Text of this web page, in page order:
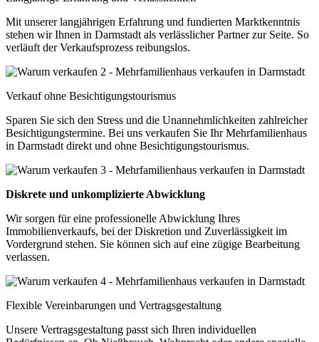
Mit unserer langjährigen Erfahrung und fundierten Marktkenntnis
stehen wir Ihnen in Darmstadt als verlässlicher Partner zur Seite. So
verläuft der Verkaufsprozess reibungslos.
Verkauf ohne Besichtigungstourismus
Sparen Sie sich den Stress und die Unannehmlichkeiten zahlreicher
Besichtigungstermine. Bei uns verkaufen Sie Ihr Mehrfamilienhaus
in Darmstadt direkt und ohne Besichtigungstourismus.
Diskrete und unkomplizierte Abwicklung
Wir sorgen für eine professionelle Abwicklung Ihres
Immobilienverkaufs, bei der Diskretion und Zuverlässigkeit im
Vordergrund stehen. Sie können sich auf eine zügige Bearbeitung
verlassen.
Flexible Vereinbarungen und Vertragsgestaltung
Unsere Vertragsgestaltung passt sich Ihren individuellen